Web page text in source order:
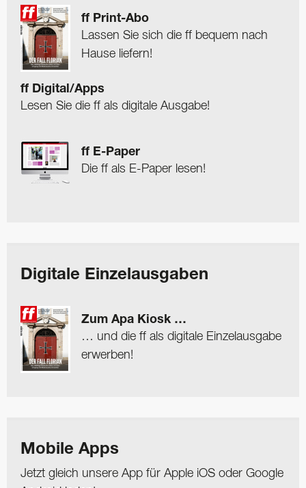
ff Print-Abo
Lassen Sie sich die ff bequem nach
Hause liefern!
ff Digital/Apps
Lesen Sie die ff als digitale Ausgabe!
ff E-Paper
Die ff als E-Paper lesen!
Digitale Einzelausgaben
Zum Apa Kiosk …
… und die ff als digitale Einzelausgabe
erwerben!
Mobile Apps
Jetzt gleich unsere App für Apple iOS oder Google